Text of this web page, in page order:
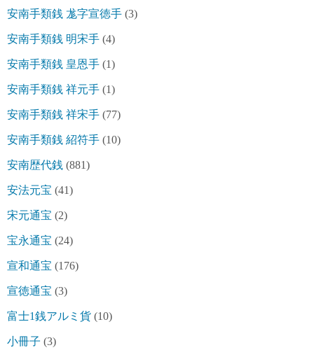
安南手類銭 尨字宣徳手 (3)
安南手類銭 明宋手 (4)
安南手類銭 皇恩手 (1)
安南手類銭 祥元手 (1)
安南手類銭 祥宋手 (77)
安南手類銭 紹符手 (10)
安南歴代銭 (881)
安法元宝 (41)
宋元通宝 (2)
宝永通宝 (24)
宣和通宝 (176)
宣徳通宝 (3)
富士1銭アルミ貨 (10)
小冊子 (3)